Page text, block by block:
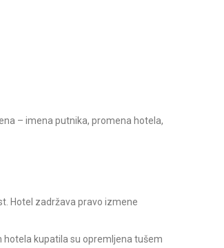
– imena putnika, promena hotela,
Hotel zadržava pravo izmene
hotela kupatila su opremljena tušem